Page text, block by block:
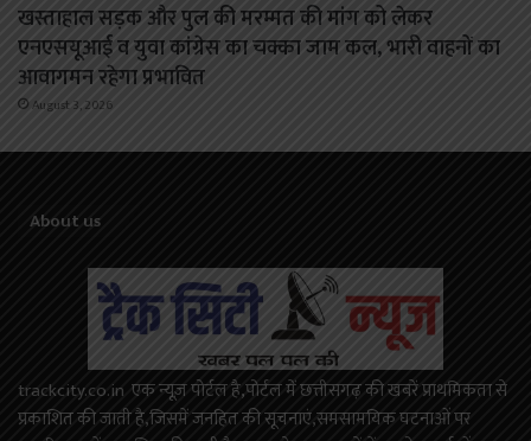
खस्ताहाल सड़क और पुल की मरम्मत की मांग को लेकर
एनएसयूआई व युवा कांग्रेस का चक्का जाम कल, भारी वाहनों का
आवागमन रहेगा प्रभावित
August 3, 2026
About us
trackcity.co.in एक न्यूज़ पोर्टल है,पोर्टल में छत्तीसगढ़ की खबरें प्राथमिकता से
प्रकाशित की जाती है,जिसमें जनहित की सूचनाएं,समसामयिक घटनाओं पर